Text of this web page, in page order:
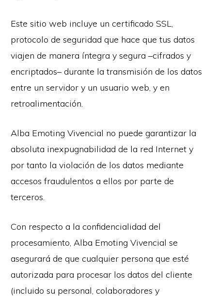
Este sitio web incluye un certificado SSL,
protocolo de seguridad que hace que tus datos
viajen de manera íntegra y segura –cifrados y
encriptados– durante la transmisión de los datos
entre un servidor y un usuario web, y en
retroalimentación.
Alba Emoting Vivencial no puede garantizar la
absoluta inexpugnabilidad de la red Internet y
por tanto la violación de los datos mediante
accesos fraudulentos a ellos por parte de
terceros.
Con respecto a la confidencialidad del
procesamiento, Alba Emoting Vivencial se
asegurará de que cualquier persona que esté
autorizada para procesar los datos del cliente
(incluido su personal, colaboradores y